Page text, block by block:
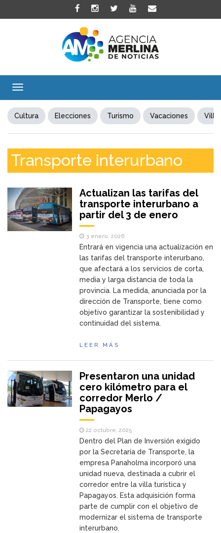
Toggle
Cultura Elecciones Turismo Vacaciones Villa
Transporte interurbano
Actualizan las tarifas del
transporte interurbano a
partir del 3 de enero
3 enero, 2026
Entrará en vigencia una actualización en
las tarifas del transporte interurbano,
que afectará a los servicios de corta,
media y larga distancia de toda la
provincia. La medida, anunciada por la
dirección de Transporte, tiene como
objetivo garantizar la sostenibilidad y
continuidad del sistema.
LEER MÁS
Presentaron una unidad
cero kilómetro para el
corredor Merlo /
Papagayos
22 octubre, 2025
Dentro del Plan de Inversión exigido
por la Secretaría de Transporte, la
empresa Panaholma incorporó una
unidad nueva, destinada a cubrir el
corredor entre la villa turística y
Papagayos. Esta adquisición forma
parte de cumplir con el objetivo de
modernizar el sistema de transporte
interurbano.